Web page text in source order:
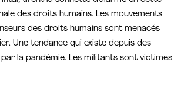
des droits humains. Les mouvements
des droits humains sont menacés
Une tendance qui existe depuis des
par la pandémie. Les militants sont victimes